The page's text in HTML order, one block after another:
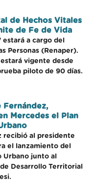
de Hechos Vitales
de Fe de Vida
estará a cargo del
Personas (Renaper).
vigente desde
piloto de 90 días.
Fernández,
Mercedes el Plan
recibió al presidente
el lanzamiento del
Urbano junto al
Desarrollo Territorial